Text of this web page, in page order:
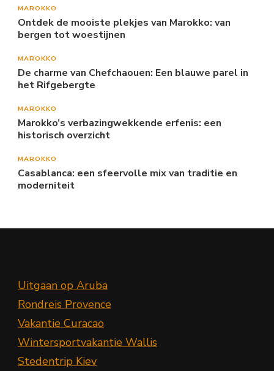
MAROKKO
Ontdek de mooiste plekjes van Marokko: van
bergen tot woestijnen
MAROKKO
De charme van Chefchaouen: Een blauwe parel in
het Rifgebergte
MAROKKO
Marokko’s verbazingwekkende erfenis: een
historisch overzicht
MAROKKO
Casablanca: een sfeervolle mix van traditie en
moderniteit
Uitgaan op Aruba
Rondreis Provence
Vakantie Curacao
Wintersportvakantie Wallis
Stedentrip Kiev